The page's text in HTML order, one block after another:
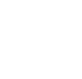
并保存更改。